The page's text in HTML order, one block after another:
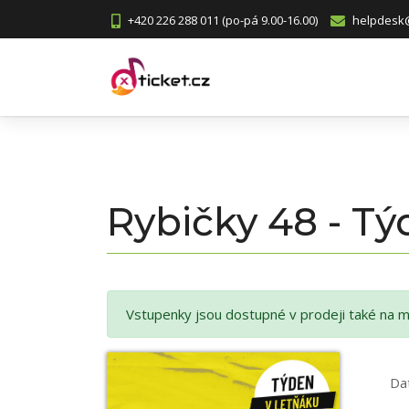
+420 226 288 011 (po-pá 9.00-16.00)
Rybičky 48 -
Vstupenky jsou dostupné v prodeji také na